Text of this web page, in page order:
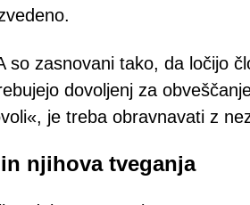
so zasnovani tako, da ločijo
dovoljenj za
je treba obravnavati z
njihova tveganja